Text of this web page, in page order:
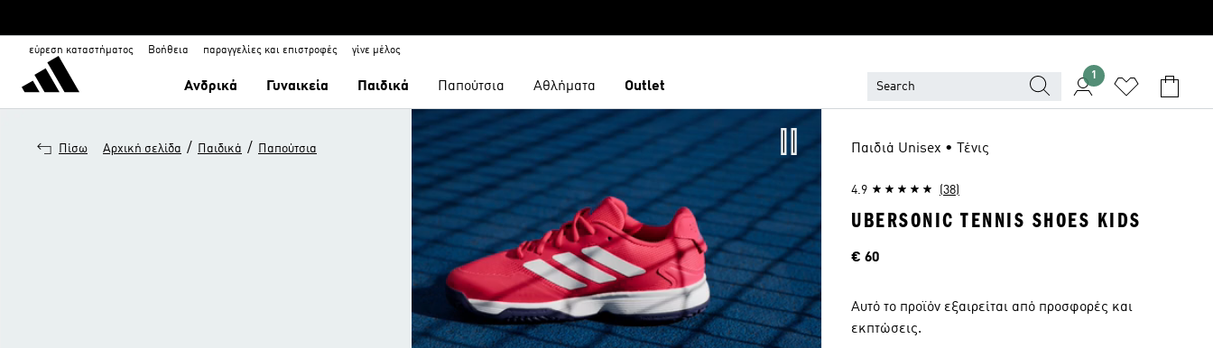
εύρεση καταστήματος Βοήθεια παραγγελίες και επιστροφές γίνε μέλος
Ανδρικά Γυναικεία Παιδικά Παπούτσια Αθλήματα Outlet
1
Πίσω Αρχική σελίδα / Παιδικά / Παπούτσια Παιδιά Unisex • Τένις
4.9 (38)
UBERSONIC TENNIS SHOES KIDS
Τιμή
€ 60
Αυτό το προϊόν εξαιρείται από προσφορές και
εκπτώσεις.